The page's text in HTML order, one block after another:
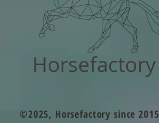
Horsefactory
©2025, Horsefactory since 2015